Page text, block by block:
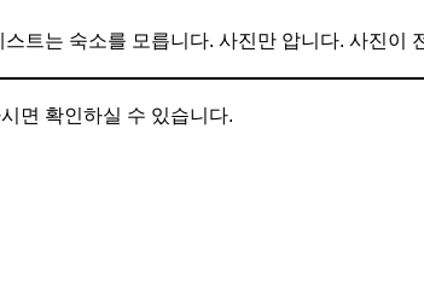
트는 숙소를 모릅니다. 사진만 압니다. 사진이
면 확인하실 수 있습니다.